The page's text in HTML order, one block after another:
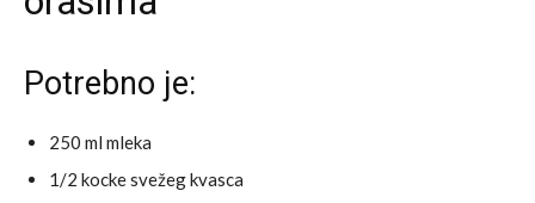
Potrebno je:
250 ml mleka
1/2 kocke svežeg kvasca